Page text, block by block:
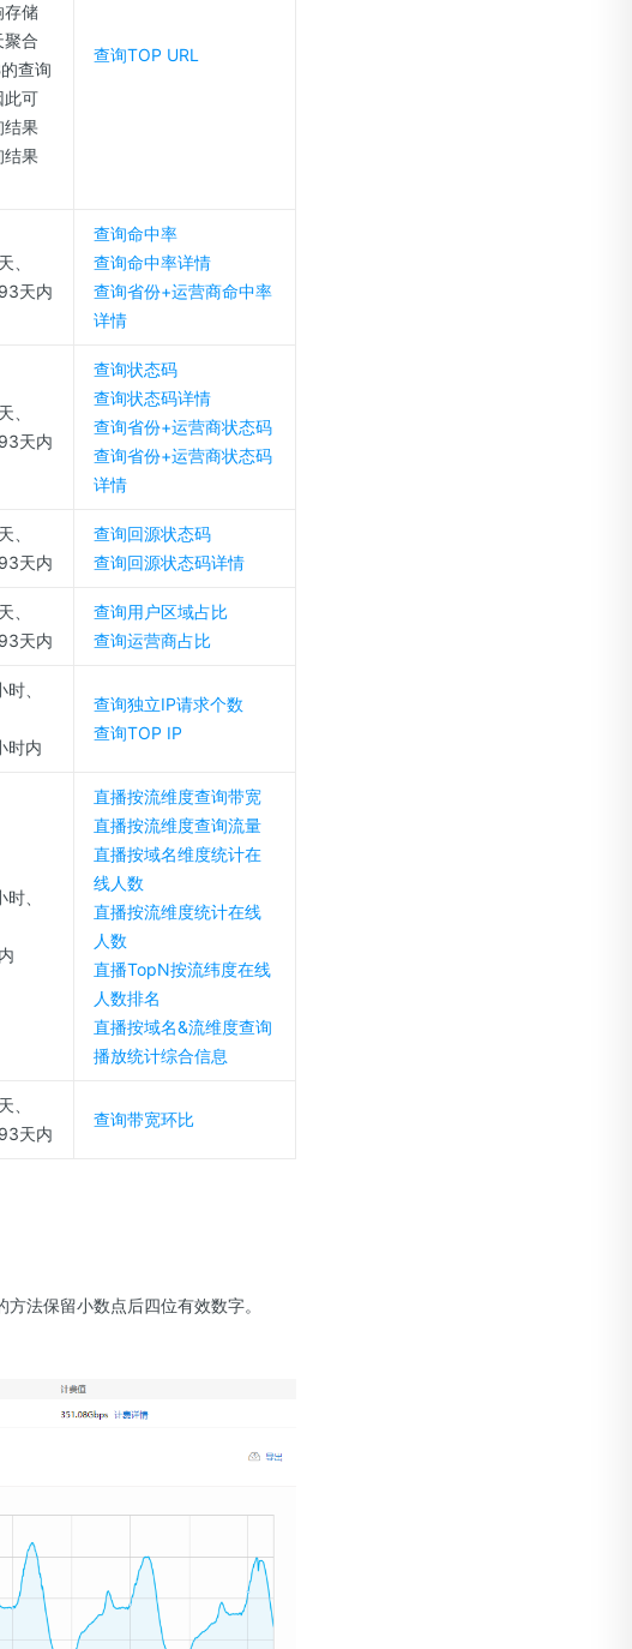
存储
聚合
查询
此可
结果
结果
查询TOP URL
、
天内
查询命中率
查询命中率详情
查询省份+运营商命中率
详情
、
天内
查询状态码
查询状态码详情
查询省份+运营商状态码
查询省份+运营商状态码
详情
、
天内
查询回源状态码
查询回源状态码详情
、
天内
查询用户区域占比
查询运营商占比
、
时内
查询独立IP请求个数
查询TOP IP
、
直播按流维度查询带宽
直播按流维度查询流量
直播按域名维度统计在
线人数
直播按流维度统计在线
人数
直播TopN按流纬度在线
人数排名
直播按域名&流维度查询
播放统计综合信息
、
天内
查询带宽环比
法保留小数点后四位有效数字。